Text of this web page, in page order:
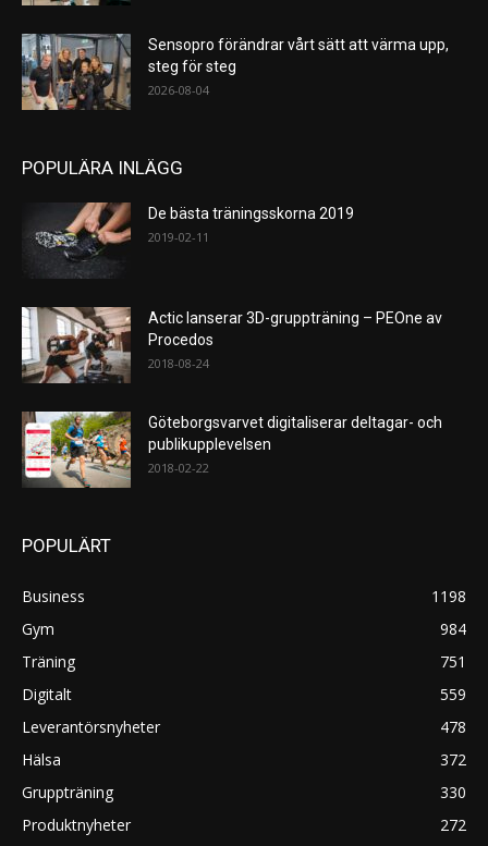
Sensopro förändrar vårt sätt att värma upp,
steg för steg
2026-08-04
POPULÄRA INLÄGG
De bästa träningsskorna 2019
2019-02-11
Actic lanserar 3D-gruppträning – PEOne av
Procedos
2018-08-24
Göteborgsvarvet digitaliserar deltagar- och
publikupplevelsen
2018-02-22
POPULÄRT
Business
1198
Gym
984
Träning
751
Digitalt
559
Leverantörsnyheter
478
Hälsa
372
Gruppträning
330
Produktnyheter
272